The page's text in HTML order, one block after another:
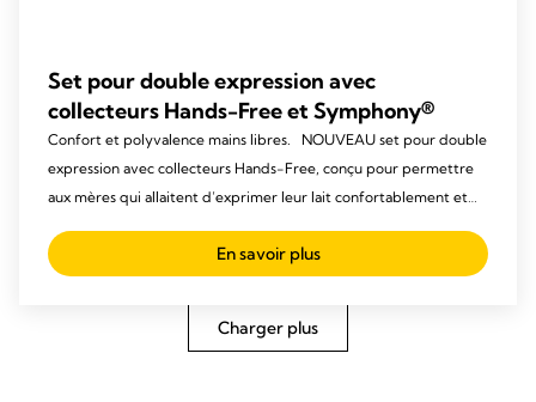
Set pour double expression avec
collecteurs Hands-Free et Symphony®
Confort et polyvalence mains libres. NOUVEAU set pour double
expression avec collecteurs Hands-Free, conçu pour permettre
aux mères qui allaitent d’exprimer leur lait confortablement et
leurs occupations.
En savoir plus
Charger plus